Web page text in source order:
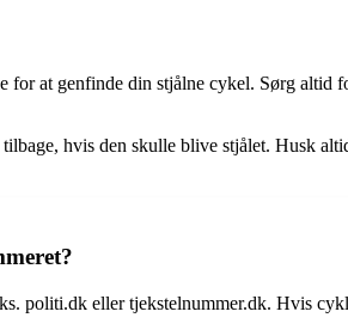
at genfinde din stjålne cykel. Sørg
hvis den skulle blive stjålet. Husk
politi.dk eller tjekstelnummer.dk. Hvis